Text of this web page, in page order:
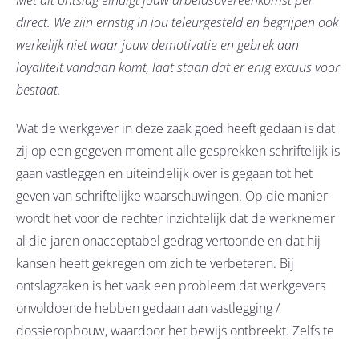
direct. We zijn ernstig in jou teleurgesteld en begrijpen ook
werkelijk niet waar jouw demotivatie en gebrek aan
loyaliteit vandaan komt, laat staan dat er enig excuus voor
bestaat.
Wat de werkgever in deze zaak goed heeft gedaan is dat
zij op een gegeven moment alle gesprekken schriftelijk is
gaan vastleggen en uiteindelijk over is gegaan tot het
geven van schriftelijke waarschuwingen. Op die manier
wordt het voor de rechter inzichtelijk dat de werknemer
al die jaren onacceptabel gedrag vertoonde en dat hij
kansen heeft gekregen om zich te verbeteren. Bij
ontslagzaken is het vaak een probleem dat werkgevers
onvoldoende hebben gedaan aan vastlegging /
dossieropbouw, waardoor het bewijs ontbreekt. Zelfs te